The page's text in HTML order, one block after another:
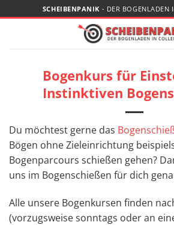
Inhalt
SCHEIBENPANIK - DER BOGENLADEN
Bogenkurs für
Instinktiven
Du möchtest gerne das
Bögen ohne Zieleinrichtung
Bogenparcours schießen gehen?
uns im Bogenschießen für dich
Alle unsere Bogenkursen finden
(vorzugsweise sonntags oder an